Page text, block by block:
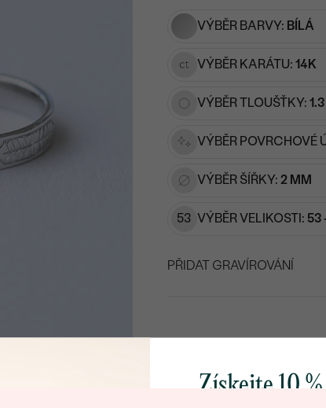
VÝBĚR BARVY: BÍLÁ
VÝBĚR KARÁTU: 14K
VÝBĚR TLOUŠŤKY:
VÝBĚR POVRCHOVÉ
VÝBĚR ŠÍŘKY: 2 MM
53 VÝBĚR VELIKOSTI: 53
PŘIDAT GRAVÍROVÁNÍ
Napište iniciály/text
Získejte 10